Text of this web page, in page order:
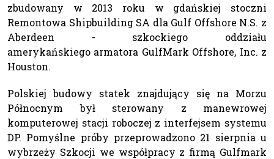
zbudowany w 2013 roku w gdańskiej stoczni
Remontowa Shipbuilding SA dla Gulf Offshore N.S. z
Aberdeen - szkockiego oddziału
amerykańskiego armatora GulfMark Offshore, Inc. z
Houston.
Polskiej budowy statek znajdujący się na Morzu
Północnym był sterowany z manewrowej
komputerowej stacji roboczej z interfejsem systemu
DP. Pomyślne próby przeprowadzono 21 sierpnia u
wybrzeży Szkocji we współpracy z firmą Gulfmark